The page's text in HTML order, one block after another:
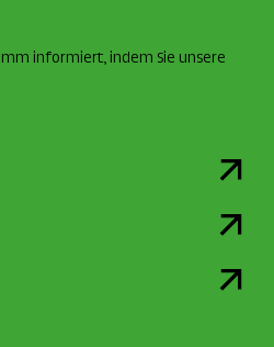
informiert, indem Sie unsere